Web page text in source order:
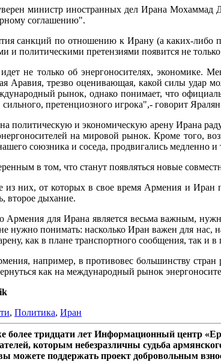
министр иностранных дел Ирана Мохаммад
соглашению".
санкций по отношению к Ирану (а каких-либо
и политическими претензиями появится не
не только об энергоносителях, экономике.
Аравия, трезво оценивающая, какой силы
рынок, однако понимает, что
претенциозного игрока",- говорит
политическую и экономическую арену Ирана
на мировой рынок. Кроме того,
союзника и соседа, продвигались медленно и
в том, что станут появляться новые
из них, от которых в свое время Армения и Иран
второе дыхание.
Армения для Ирана является весьма важным,
нужно понимать: насколько Иран важен для нас,
как в плане транспортного сообщения, так и
например, в противовес большинству
как на международный рынок
, Политика, Иран
тридцати лет Информационный центр
которым небезразличны судьба
можете поддержать проект добровольным